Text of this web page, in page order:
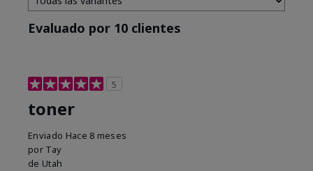
Evaluado por 10 clientes
5
toner
Enviado Hace 8 meses
por Tay
de Utah